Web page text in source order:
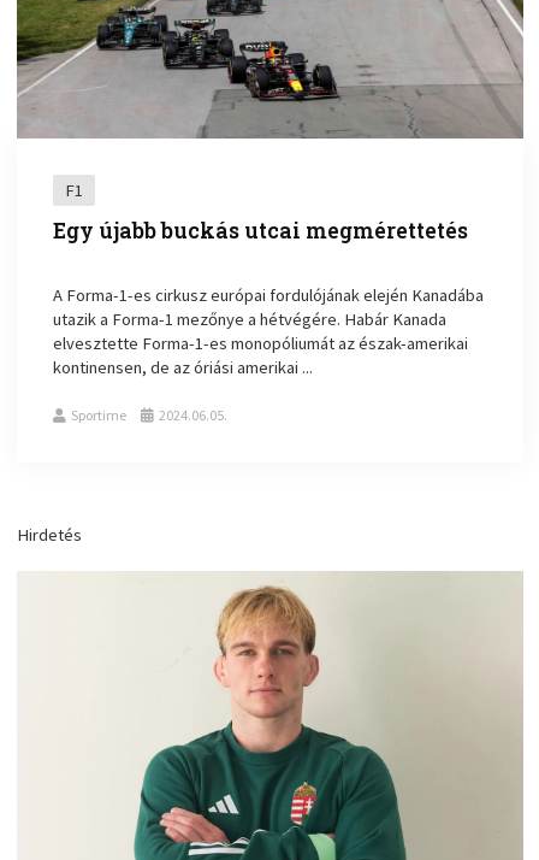
F1
Egy újabb buckás utcai megmérettetés
A Forma-1-es cirkusz európai fordulójának elején Kanadába
utazik a Forma-1 mezőnye a hétvégére. Habár Kanada
elvesztette Forma-1-es monopóliumát az észak-amerikai
kontinensen, de az óriási amerikai ...
Sportime 2024.06.05.
Hirdetés